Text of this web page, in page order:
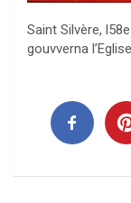
Saint Silvère,
gouvverna